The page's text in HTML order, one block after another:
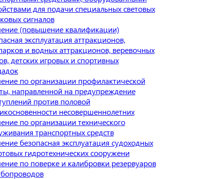
для подачи специальных световых
сигналов
(повышение квалификации)
эксплуатация аттракционов,
и водных аттракционов, веревочных
детских игровых и спортивных
по организации профилактической
направленной на предупреждение
против половой
несовершеннолетних
по организации технического
транспортных средств
безопасная эксплуатация судоходных
гидротехнических сооружени
по поверке и калибровки резервуаров